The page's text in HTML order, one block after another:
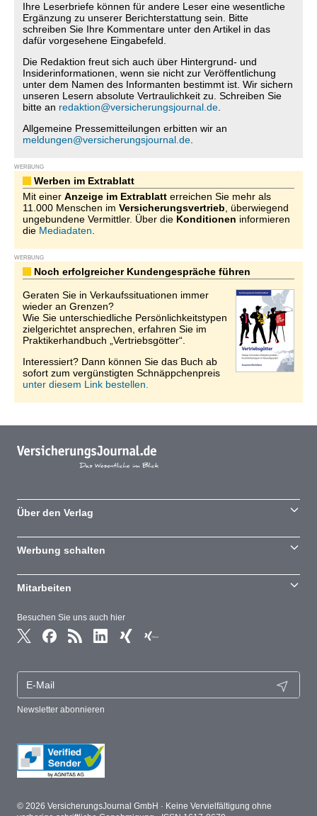
Ihre Leserbriefe können für andere Leser eine wesentliche
Ergänzung zu unserer Berichterstattung sein. Bitte
schreiben Sie Ihre Kommentare unter den Artikel in das
dafür vorgesehene Eingabefeld.
Die Redaktion freut sich auch über Hintergrund- und
Insiderinformationen, wenn sie nicht zur Veröffentlichung
unter dem Namen des Informanten bestimmt ist. Wir sichern
unseren Lesern absolute Vertraulichkeit zu. Schreiben Sie
bitte an redaktion@versicherungsjournal.de
Allgemeine Pressemitteilungen erbitten wir an
meldungen@versicherungsjournal.de
WERBUNG
Werben im Extrablatt
Mit einer Anzeige im Extrablatt erreichen Sie mehr als
11.000 Menschen im Versicherungsvertrieb , überwiegend
ungebundene Vermittler. Über die Konditionen informieren
die Mediadaten
WERBUNG
Noch erfolgreicher Kundengespräche führen
Geraten Sie in Verkaufssituationen immer
wieder an Grenzen?
Wie Sie unterschiedliche Persönlichkeitstypen
zielgerichtet ansprechen, erfahren Sie im
Praktikerhandbuch „Vertriebsgötter“.
Interessiert? Dann können Sie das Buch ab
sofort zum vergünstigten Schnäppchenpreis
unter diesem Link bestellen.
Besuchen Sie uns auch hier
Newsletter abonnieren
Über den Verlag
Werbung schalten
Mitarbeiten
© 2026 VersicherungsJournal GmbH · Keine Vervielfältigung ohne